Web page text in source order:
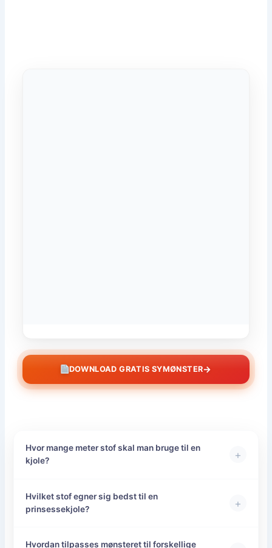
DOWNLOAD GRATIS SYMØNSTER→
Hvor mange meter stof skal man bruge til en
kjole?
+
Hvilket stof egner sig bedst til en
prinsessekjole?
+
Hvordan tilpasses mønsteret til forskellige